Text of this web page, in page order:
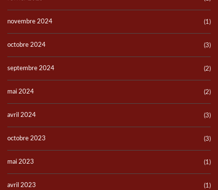
novembre 2024 (1)
octobre 2024 (3)
septembre 2024 (2)
mai 2024 (2)
avril 2024 (3)
octobre 2023 (3)
mai 2023 (1)
avril 2023 (1)